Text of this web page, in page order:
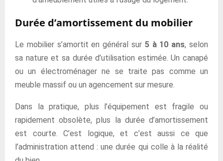
Durée d’amortissement du mobilier
Le mobilier s’amortit en général sur 5 à 10 ans, selon
sa nature et sa durée d’utilisation estimée. Un canapé
ou un électroménager ne se traite pas comme un
meuble massif ou un agencement sur mesure.
Dans la pratique, plus l’équipement est fragile ou
rapidement obsolète, plus la durée d’amortissement
est courte. C’est logique, et c’est aussi ce que
l’administration attend : une durée qui colle à la réalité